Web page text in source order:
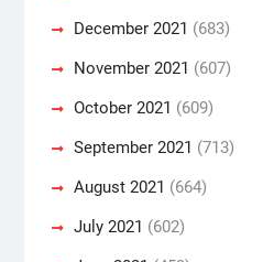
December 2021 (683)
November 2021 (607)
October 2021 (609)
September 2021 (713)
August 2021 (664)
July 2021 (602)